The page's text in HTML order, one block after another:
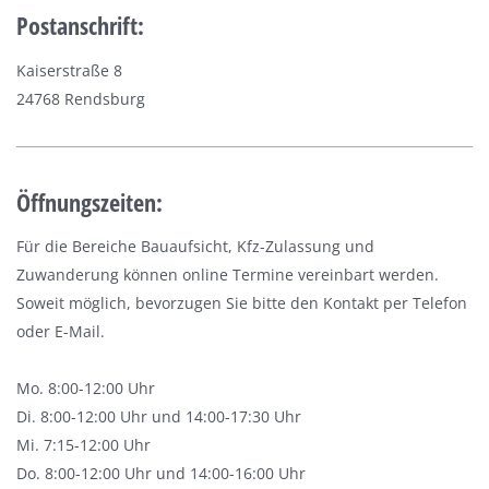
Postanschrift:
Kaiserstraße 8
24768 Rendsburg
Öffnungszeiten:
Für die Bereiche Bauaufsicht, Kfz-Zulassung und
Zuwanderung können online Termine vereinbart werden.
Soweit möglich, bevorzugen Sie bitte den Kontakt per Telefon
oder E-Mail.
Mo. 8:00-12:00 Uhr
Di. 8:00-12:00 Uhr und 14:00-17:30 Uhr
Mi. 7:15-12:00 Uhr
Do. 8:00-12:00 Uhr und 14:00-16:00 Uhr